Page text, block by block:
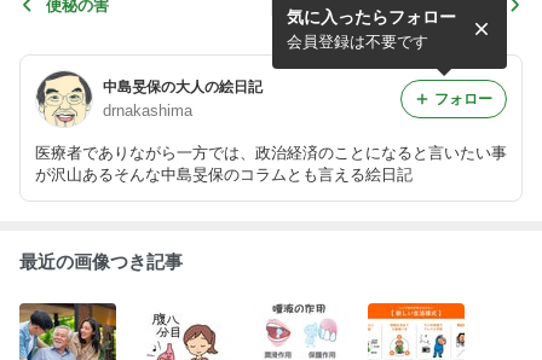
便秘の害
6月11日 船橋での講演を終え
て
中島旻保の大人の絵日記
drnakashima
医療者でありながら一方では、政治経済のことになると言いたい事
が沢山あるそんな中島旻保のコラムとも言える絵日記
気に入ったらフォロー
会員登録は不要です
フォロー
最近の画像つき記事